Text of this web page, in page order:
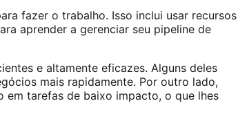
fazer o trabalho. Isso inclui usar recursos
aprender a gerenciar seu pipeline de
e altamente eficazes. Alguns deles
mais rapidamente. Por outro lado,
em tarefas de baixo impacto, o que lhes